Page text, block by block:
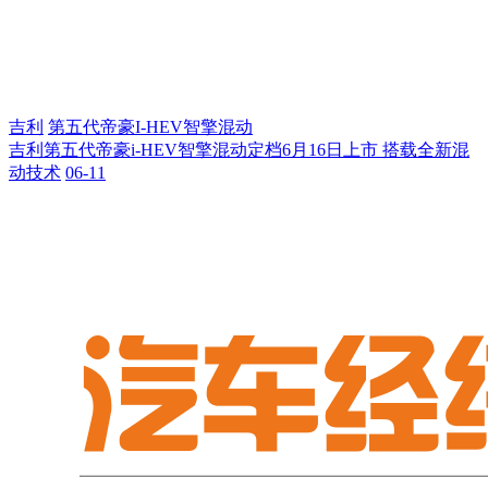
吉利 第五代帝豪I-HEV智擎混动
吉利第五代帝豪i-HEV智擎混动定档6月16日上市 搭载全新混
动技术 06-11